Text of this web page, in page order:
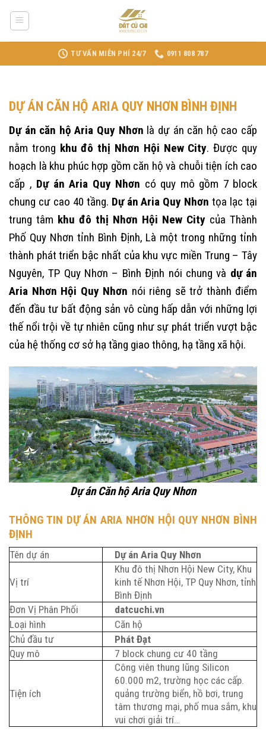
TƯ VẤN MIỄN PHÍ 24/7 0911 808 787
DỰ ÁN CĂN HỘ ARIA QUY NHƠN BÌNH ĐỊNH
Dự án căn hộ Aria Quy Nhơn là dự án căn hộ cao cấp
nằm trong khu đô thị Nhơn Hội New City. Được quy
hoạch là khu phúc hợp gồm căn hộ và chuỗi tiện ích cao
cấp , Dự án Aria Quy Nhơn có quy mô gồm 7 block
chung cư cao 40 tầng. Dự án Aria Quy Nhơn tọa lạc tại
trung tâm khu đô thị Nhơn Hội New City của Thành
Phố Quy Nhơn tỉnh Bình Định, Là một trong những tỉnh
thành phát triển bậc nhất của khu vực miền Trung – Tây
Nguyên, TP Quy Nhơn – Bình Định nói chung và dự án
Aria Nhơn Hội Quy Nhơn nói riêng sẽ trở thành điểm
đến đầu tư bất động sản vô cùng hấp dẫn với những lợi
thế nổi trội về tự nhiên cũng như sự phát triển vượt bậc
của hệ thống cơ sở hạ tầng giao thông, hạ tầng xã hội.
Dự án Căn hộ Aria Quy Nhơn
THÔNG TIN DỰ ÁN ARIA NHƠN HỘI QUY NHƠN BÌNH
ĐỊNH
Tên dự án Dự án Aria Quy Nhơn
Vị trí
Khu đô thị Nhơn Hội New City, Khu
kinh tế Nhơn Hội, TP Quy Nhơn, tỉnh
Bình Định
Đơn Vị Phân Phối
datcuchi.vn
Loại hình
Căn hộ
Chủ đầu tư
Phát Đạt
Quy mô
7 block chung cư 40 tầng
Tiện ích
Công viên thung lũng Silicon
60.000 m2, trường học các cấp.
quảng trường biển, hồ bơi, trung
tâm thương mại, phố mua sắm, khu
vui chơi giải trí…